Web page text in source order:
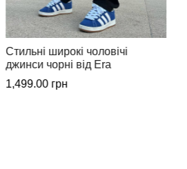
Стильні широкі чоловічі
джинси від Era
1,499.00 грн